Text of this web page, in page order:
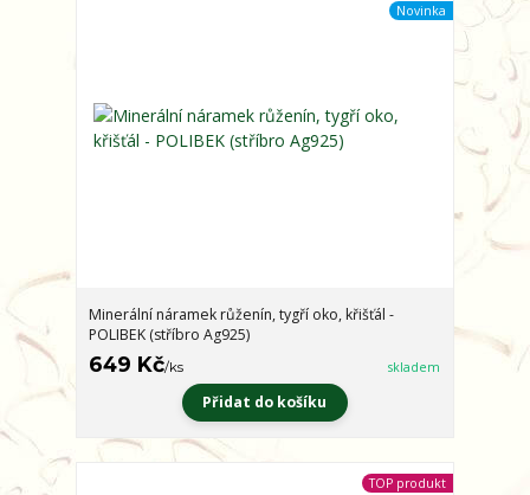
Novinka
Minerální náramek růženín, tygří oko, křišťál -
POLIBEK (stříbro Ag925)
649 Kč/ks skladem
Přidat do košíku
TOP produkt